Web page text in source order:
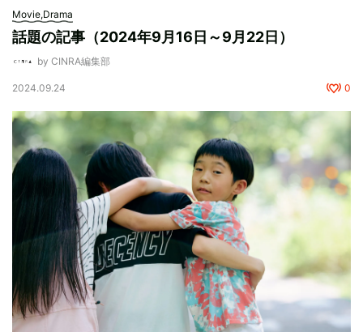
Movie,Drama
話題の記事（2024年9月16日～9月22日）
by CINRA編集部
2024.09.24 0